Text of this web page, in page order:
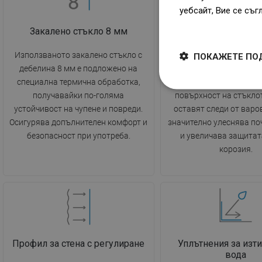
Закалено стъкло 8 мм
Използваното закалено стъкло с
дебелина 8 мм е подложено на
специална термична обработка,
получавайки по-голяма
устойчивост на чупене и повреди.
Осигурява допълнителен комфорт и
безопасност при употреба.
Иновативното
повърхност на
оставят следи от
значително улеснява
и увеличава
корозия.
Профил за стена с регулиране
Уплътнения за
вода
уебсайт, Вие се
ПОКАЖЕТЕ